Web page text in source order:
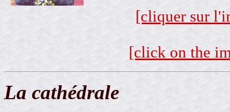
[cliquer sur
[click on the
La cathédrale